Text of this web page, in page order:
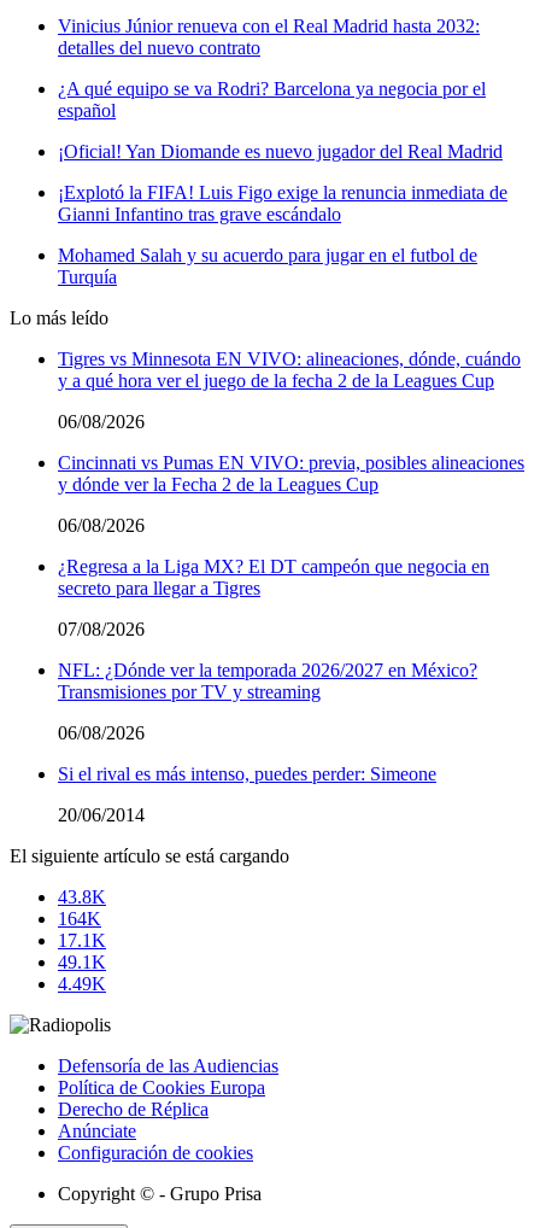
Vinicius Júnior renueva con el Real Madrid hasta 2032:
detalles del nuevo contrato
¿A qué equipo se va Rodri? Barcelona ya negocia por el
español
¡Oficial! Yan Diomande es nuevo jugador del Real Madrid
¡Explotó la FIFA! Luis Figo exige la renuncia inmediata de
Gianni Infantino tras grave escándalo
Mohamed Salah y su acuerdo para jugar en el futbol de
Turquía
Lo más leído
Tigres vs Minnesota EN VIVO: alineaciones, dónde, cuándo
y a qué hora ver el juego de la fecha 2 de la Leagues Cup
06/08/2026
Cincinnati vs Pumas EN VIVO: previa, posibles alineaciones
y dónde ver la Fecha 2 de la Leagues Cup
06/08/2026
¿Regresa a la Liga MX? El DT campeón que negocia en
secreto para llegar a Tigres
07/08/2026
NFL: ¿Dónde ver la temporada 2026/2027 en México?
Transmisiones por TV y streaming
06/08/2026
Si el rival es más intenso, puedes perder: Simeone
20/06/2014
El siguiente artículo se está cargando
43.8K
164K
17.1K
49.1K
4.49K
Defensoría de las Audiencias
Política de Cookies Europa
Derecho de Réplica
Anúnciate
Configuración de cookies
Copyright © - Grupo Prisa